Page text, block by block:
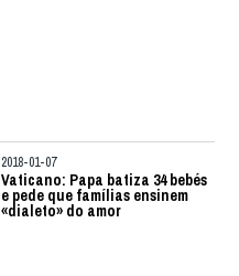
2018-01-07
Vaticano: Papa batiza 34 bebés
e pede que famílias ensinem
«dialeto» do amor